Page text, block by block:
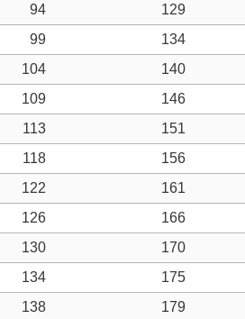
94 129
99 134
104 140
109 146
113 151
118 156
122 161
126 166
130 170
134 175
138 179